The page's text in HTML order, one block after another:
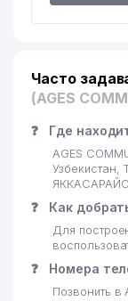
Часто
(AGES
❓ Где
AGES
Узбекистан,
❓ Как
Для
❓ Номера
Позвонить в